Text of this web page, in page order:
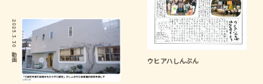
ウヒアハしんぶん
2025.3.30
動画